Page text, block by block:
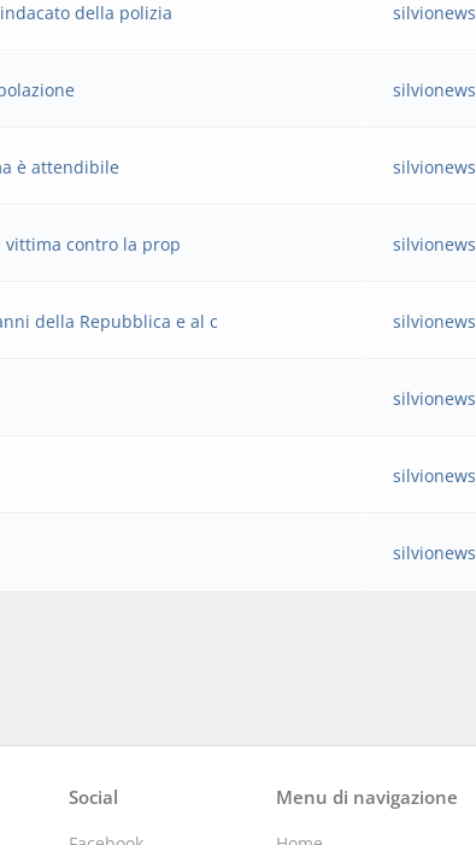
della polizia silvionews
silvionews
è attendibile silvionews
contro la prop silvionews
della Repubblica e al c silvionews
silvionews
silvionews
silvionews
Menu di navigazione
Social